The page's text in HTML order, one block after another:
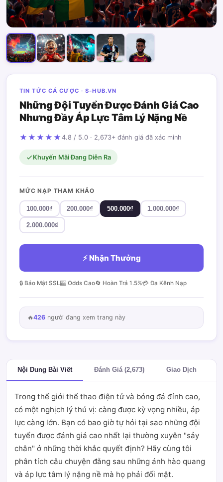
TIN TỨC CÁ CƯỢC · S-HUB.VN
Những Đội Tuyển Được Đánh Giá Cao
Nhưng Đầy Áp Lực Tâm Lý Nặng Nề
★★★★★ 4.8 / 5.0 · 2,673+ đánh giá đã xác minh
Khuyến Mãi Đang Diễn Ra
MỨC NẠP THAM KHẢO
100.000₫ 200.000₫ 500.000₫ 1.000.000₫
2.000.000₫
⚡ Nhận Thưởng
🔒 Bảo Mật SSL🎰 Odds Cao🔄 Hoàn Trả 1.5%💳 Đa Kênh Nạp
🔥426 người đang xem trang này
Nội Dung Bài Viết Đánh Giá (2,673) Giao Dịch
Trong thế giới thể thao điện tử và bóng đá đỉnh cao,
có một nghịch lý thú vị: càng được kỳ vọng nhiều, áp
lực càng lớn. Bạn có bao giờ tự hỏi tại sao những đội
tuyển được đánh giá cao nhất lại thường xuyên "sảy
chân" ở những thời khắc quyết định? Hãy cùng tôi
phân tích câu chuyện đằng sau những ánh hào quang
và áp lực tâm lý nặng nề mà họ phải đối mặt.